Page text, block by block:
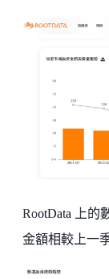
RootData 上的
金額相較上一